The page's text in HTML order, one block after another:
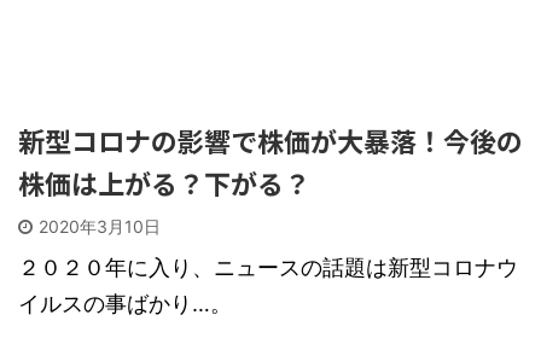
新型コロナの影響で株価が大暴落！今後の
株価は上がる？下がる？
2020年3月10日
２０２０年に入り、ニュースの話題は新型コロナウ
イルスの事ばかり…。